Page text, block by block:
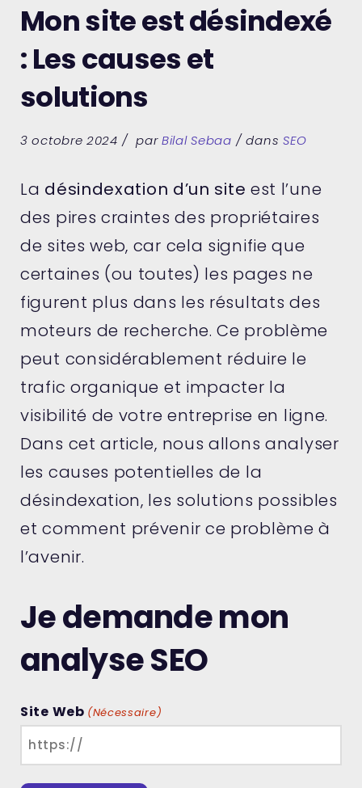
Mon site est désindexé
: Les causes et
solutions
3 octobre 2024 parBilal Sebaa dans SEO
La désindexation d’un site est l’une
des pires craintes des propriétaires
de sites web, car cela signifie que
certaines (ou toutes) les pages ne
figurent plus dans les résultats des
moteurs de recherche. Ce problème
peut considérablement réduire le
trafic organique et impacter la
visibilité de votre entreprise en ligne.
Dans cet article, nous allons analyser
les causes potentielles de la
désindexation, les solutions possibles
et comment prévenir ce problème à
l’avenir.
Je demande mon
analyse SEO
Site Web (Nécessaire)